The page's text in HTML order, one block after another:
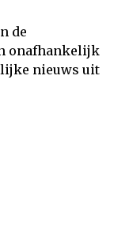
de
onafhankelijk
nieuws uit